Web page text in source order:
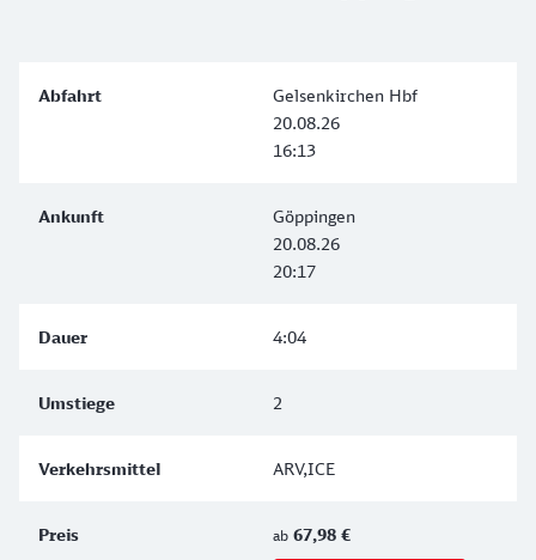
Gelsenkirchen Hbf
20.08.26
16:13
Göppingen
20.08.26
20:17
4:04
2
ARV,ICE
ab 67,98 €